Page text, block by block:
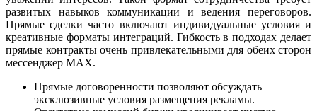
развитых навыков коммуникации и ведения переговоров.
Прямые сделки часто включают индивидуальные условия и
креативные форматы интеграций. Гибкость в подходах делает
прямые контракты очень привлекательными для обеих сторон
мессенджер MAX.
Прямые договоренности позволяют обсуждать
эксклюзивные условия размещения рекламы.